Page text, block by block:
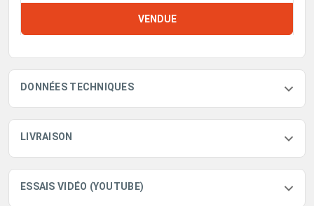
VENDUE
DONNÉES TECHNIQUES
LIVRAISON
ESSAIS VIDÉO (YOUTUBE)